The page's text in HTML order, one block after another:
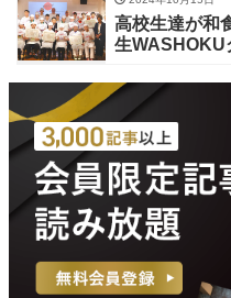
高校生達が和
生WASHOKU